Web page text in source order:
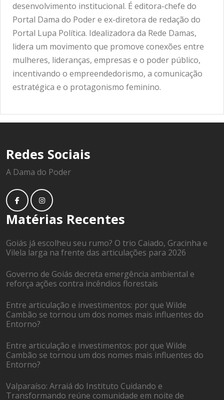
desenvolvimento institucional. É editora-chefe do
Portal Dama do Poder e ex-diretora de redação do
Portal Lupa Política. Idealizadora da Rede Damas,
lidera um movimento que promove conexões entre
mulheres, lideranças, empresas e o poder público,
incentivando o empreendedorismo, a comunicação
estratégica e o protagonismo feminino.
Redes Sociais
A Dama do Poder
Matérias Recentes
Goiás já escolheu seu rumo? O trio Caiado, Gracinha e
Vilela larga na frente das articulações para 2026
Governo de Goiás decreta emergência ambiental e
reforça ações contra incêndios florestais
Entre articulação e investimentos: por que Wilde
Cambão se tornou um dos nomes mais influentes do
Entorno?
Entre articulação e investimentos: por que Wilde
Cambão se tornou um dos nomes mais influentes do
Entorno?
Valparaíso: Arraiá do Instituto Cuidando e
Transformando reúne comunidade em noite de